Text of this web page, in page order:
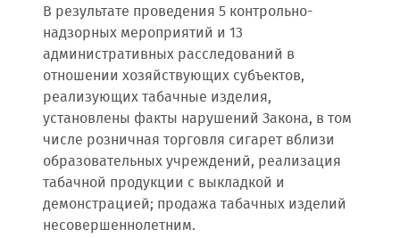
В результате проведения 5 контрольно-
надзорных мероприятий и 13
административных расследований в
отношении хозяйствующих субъектов,
реализующих табачные изделия,
установлены факты нарушений Закона, в том
числе розничная торговля сигарет вблизи
образовательных учреждений, реализация
табачной продукции с выкладкой и
демонстрацией; продажа табачных изделий
несовершеннолетним.